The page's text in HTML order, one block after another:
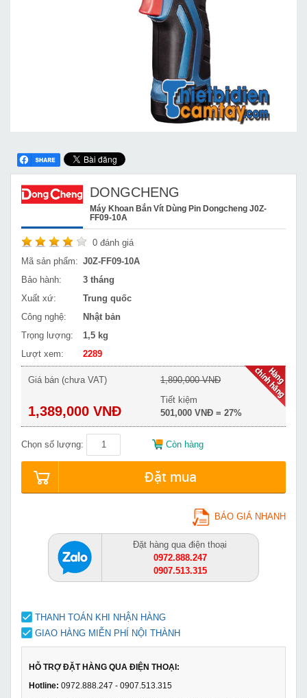
DONGCHENG
Máy Khoan Bắn Vít Dùng Pin Dongcheng J0Z-
FF09-10A
0 đánh giá
Mã sản phẩm: J0Z-FF09-10A
Bảo hành:
3 tháng
Xuất xứ:
Trung quốc
Công nghệ:
Nhật bản
Trọng lượng:
1,5 kg
Lượt xem:
2289
Giá bán (chưa VAT)
1,389,000 VNĐ
1,890,000 VNĐ
Tiết kiệm
501,000 VNĐ = 27%
Chọn số lượng: Còn hàng
Đặt mua
BÁO GIÁ NHANH
Đặt hàng qua điện thoại
0972.888.247
0907.513.315
THANH TOÁN KHI NHẬN HÀNG
GIAO HÀNG MIỄN PHÍ NỘI THÀNH
HỖ TRỢ ĐẶT HÀNG QUA ĐIỆN THOẠI:
Hotline: 0972.888.247 - 0907.513.315